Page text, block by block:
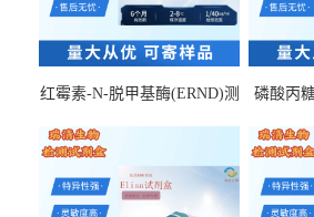
红霉素-N-脱甲基酶(ERND)测
磷酸丙